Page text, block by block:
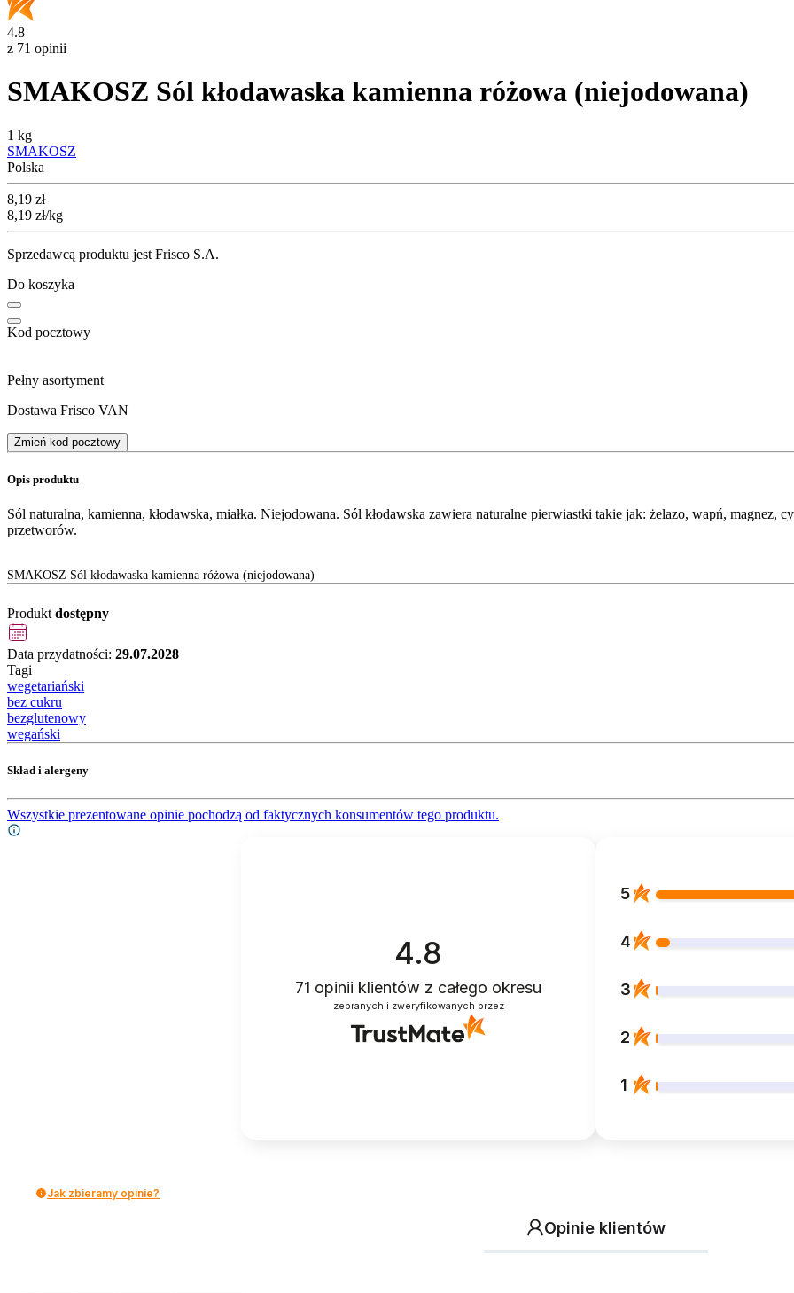
4.8
z 71 opinii
SMAKOSZ Sól kłodawaska kamienna różowa (niejodowana)
1 kg
SMAKOSZ
Polska
Cena
8,19 zł
8,19 zł/kg
Sprzedawcą produktu jest Frisco S.A.
Do koszyka
Kod pocztowy
Pełny asortyment
Dostawa Frisco VAN
Zmień kod pocztowy
Opis produktu
Sól naturalna, kamienna, kłodawska, miałka. Niejodowana. Sól kłodawska zawiera naturalne pierwiastki takie jak: żelazo, wapń,
przetworów.
SMAKOSZ Sól kłodawaska kamienna różowa (niejodowana)
Produkt dostępny
Data przydatności: 29.07.2028
Tagi
wegetariański
bez cukru
bezglutenowy
wegański
Skład i alergeny
Wszystkie prezentowane opinie pochodzą od faktycznych konsumentów tego produktu.
4.8
71 opinii klientów z całego okresu
zebranych i zweryfikowanych przez
5
4
3
2
1
Jak zbieramy opinie?
Opinie klientów